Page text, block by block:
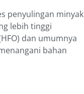
penyulingan minyak
lebih tinggi
dan umumnya
bahan